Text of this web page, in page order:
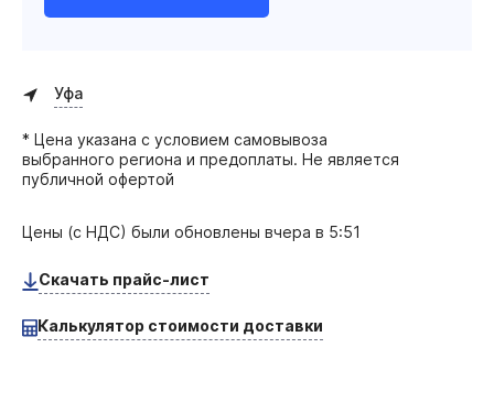
Уфа
* Цена указана с условием самовывоза
выбранного региона и предоплаты. Не является
публичной офертой
Цены (с НДС) были обновлены вчера в 5:51
Скачать прайс-лист
Калькулятор стоимости доставки